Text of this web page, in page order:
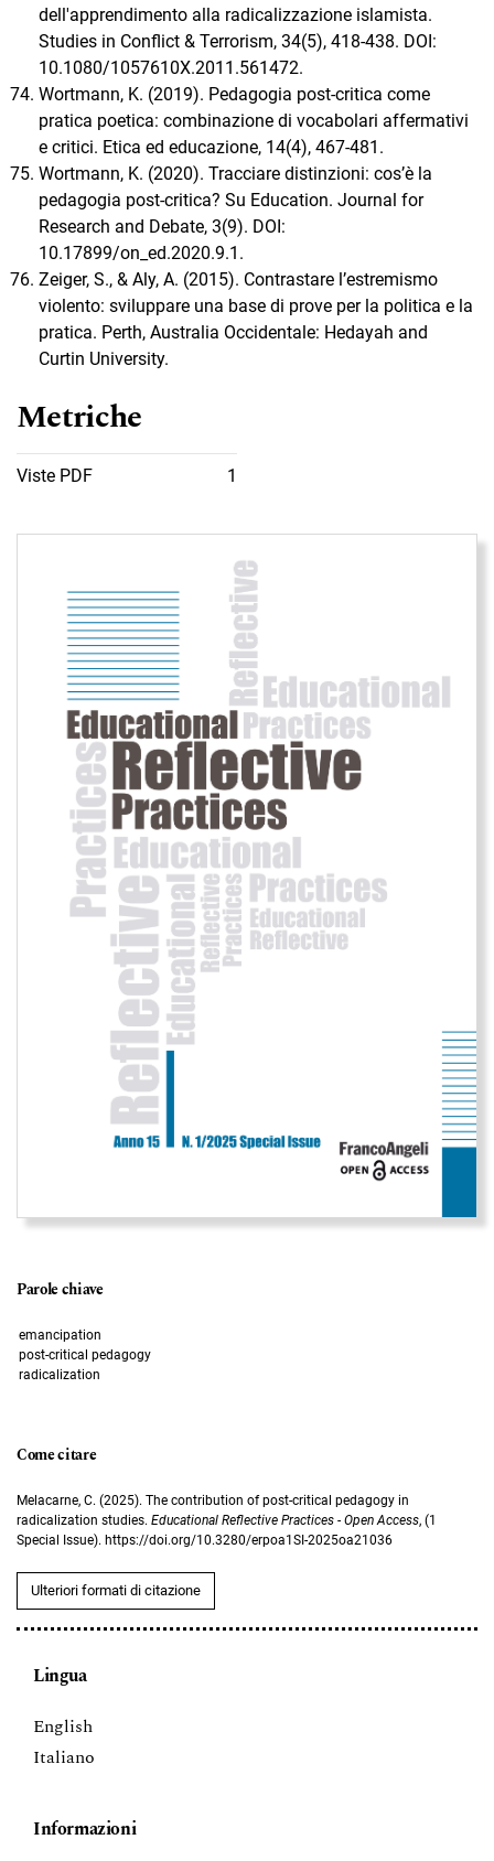
dell'apprendimento alla radicalizzazione islamista.
Studies in Conflict & Terrorism, 34(5), 418-438. DOI:
10.1080/1057610X.2011.561472.
Wortmann, K. (2019). Pedagogia post-critica come
pratica poetica: combinazione di vocabolari affermativi
e critici. Etica ed educazione, 14(4), 467-481.
Wortmann, K. (2020). Tracciare distinzioni: cos’è la
pedagogia post-critica? Su Education. Journal for
Research and Debate, 3(9). DOI:
10.17899/on_ed.2020.9.1.
Zeiger, S., & Aly, A. (2015). Contrastare l’estremismo
violento: sviluppare una base di prove per la politica e la
pratica. Perth, Australia Occidentale: Hedayah and
Curtin University.
Metriche
Viste PDF 1
Immagine di copertina
Parole chiave
emancipation
post-critical pedagogy
radicalization
Come citare
Melacarne, C. (2025). The contribution of post-critical pedagogy in
radicalization studies. Educational Reflective Practices - Open Access, (1
Special Issue). https://doi.org/10.3280/erpoa1SI-2025oa21036
Ulteriori formati di citazione
Lingua
English
Italiano
Informazioni